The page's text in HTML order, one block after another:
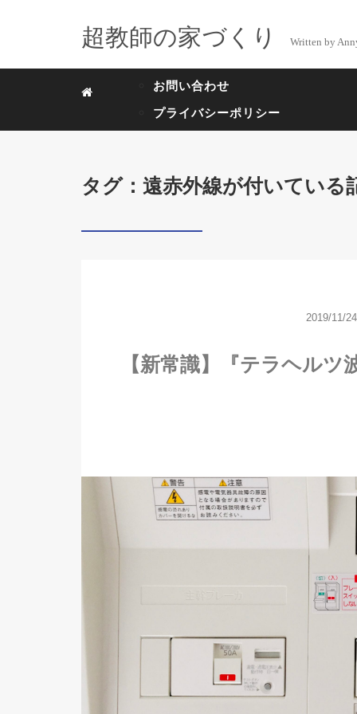
超教師の家づくり Written by
お問い合わせ
プライバシーポリシー
タグ：遠赤外線が付いている
2019/11/24
【新常識】『テラヘル